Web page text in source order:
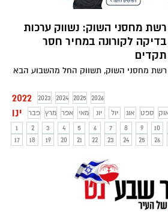
רשת מחסני השוק: נשווק ערכות
בדיקה לקורונה במחיר חסר
תקדים
רשת מחסני השוק, תשווק החל מהשבוע הבא
GenSure במחיר חסר תקדים של 5.80 ₪
ליחידה בכך תקדם הרשת מהלך הוזלת
מחירים משמעותית בקטגוריית הבדיקות
הביתיות
2022 2023 2024 2025 2026
ינו פבר מרץ אפר מאי יונ יול אוג ספט
1
2 3 4 5 6 7 8 9 10
17
18 19 20 21 22 23 24 25 26